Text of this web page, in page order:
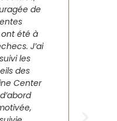
de
été à
J’ai
les
des
Center